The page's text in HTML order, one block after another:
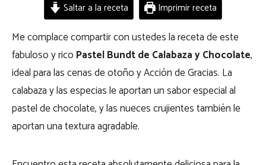
Saltar a la receta Imprimir receta
Me complace compartir con ustedes la receta de este
fabuloso y rico Pastel Bundt de Calabaza y Chocolate,
ideal para las cenas de otoño y Acción de Gracias. La
calabaza y las especias le aportan un sabor especial al
pastel de chocolate, y las nueces crujientes también le
aportan una textura agradable.